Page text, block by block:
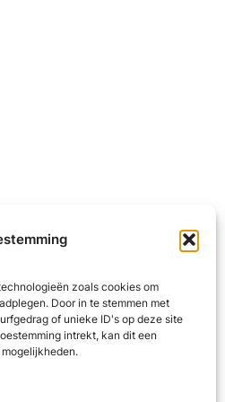
zoals cookies om
Door in te stemmen met
of unieke ID's op deze site
intrekt, kan dit een